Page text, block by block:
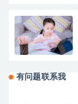
有问题联系我